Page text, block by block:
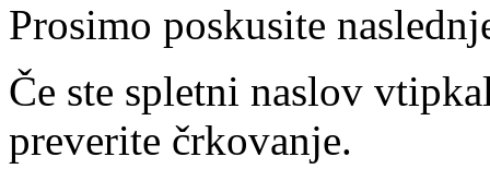
Prosimo poskusite
Če ste spletni naslov
preverite črkovanje.